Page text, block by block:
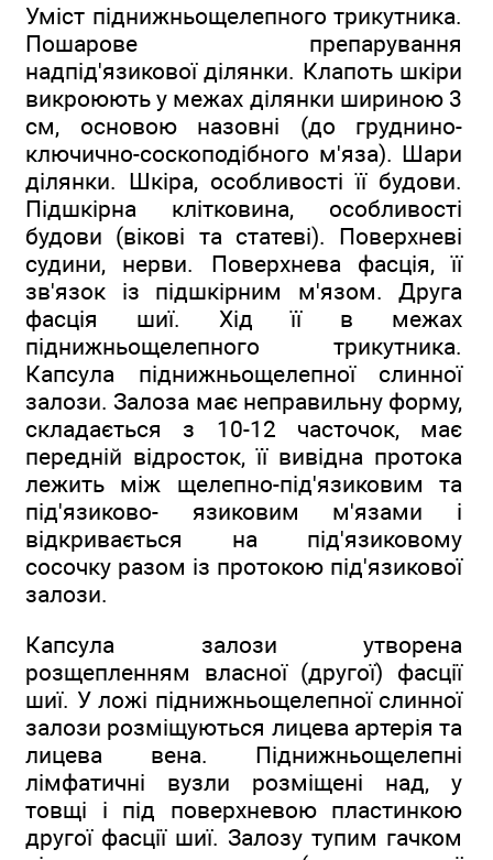
Уміст піднижньощелепного трикутника.
Пошарове препарування
надпід'язикової ділянки. Клапоть шкіри
викроюють у межах ділянки шириною 3
см, основою назовні (до груднино-
ключично-соскоподібного м'яза). Шари
ділянки. Шкіра, особливості її будови.
Підшкірна клітковина, особливості
будови (вікові та статеві). Поверхневі
судини, нерви. Поверхнева фасція, її
зв'язок із підшкірним м'язом. Друга
фасція шиї. Хід її в межах
піднижньощелепного трикутника.
Капсула піднижньощелепної слинної
залози. Залоза має неправильну форму,
складається з 10-12 часточок, має
передній відросток, її вивідна протока
лежить між щелепно-під'язиковим та
під'язиково- язиковим м'язами і
відкривається на під'язиковому
сосочку разом із протокою під'язикової
залози.
Капсула залози утворена
розщепленням власної (другої) фасції
шиї. У ложі піднижньощелепної слинної
залози розміщуються лицева артерія та
лицева вена. Піднижньощелепні
лімфатичні вузли розміщені над, у
товщі і під поверхневою пластинкою
другої фасції шиї. Залозу тупим гачком